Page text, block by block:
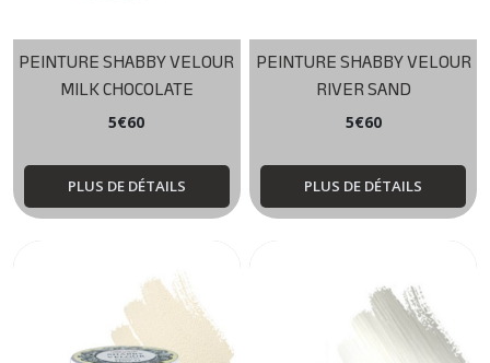
PEINTURE SHABBY VELOUR
MILK CHOCOLATE
5€60
PLUS DE DÉTAILS
PEINTURE SHABBY VELOUR
RIVER SAND
5€60
PLUS DE DÉTAILS